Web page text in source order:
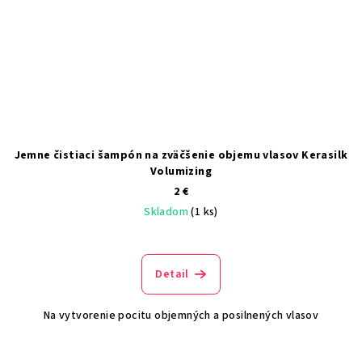
Jemne čistiaci šampón na zväčšenie objemu vlasov Kerasilk
Volumizing
2 €
Skladom(1 ks)
Detail
Na vytvorenie pocitu objemných a posilnených vlasov